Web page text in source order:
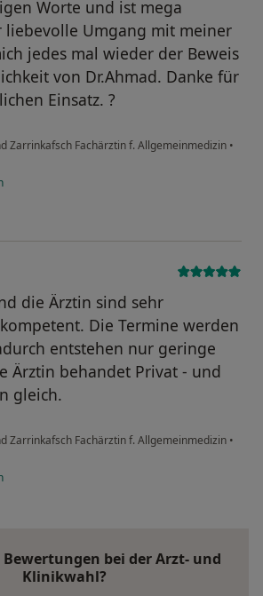
Worte und ist mega
liebevolle Umgang mit meiner
jedes mal wieder der Beweis
von Dr.Ahmad. Danke für
Einsatz. ?
Zarrinkafsch Fachärztin f. Allgemeinmedizin •
die Ärztin sind sehr
Die Termine werden
entstehen nur geringe
Ärztin behandet Privat - und
gleich.
Zarrinkafsch Fachärztin f. Allgemeinmedizin •
bei der Arzt- und
Klinikwahl?